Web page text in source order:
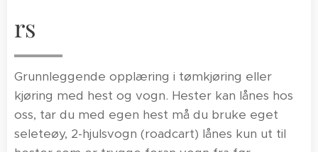
rs
Grunnleggende opplæring i tømkjøring eller
kjøring med hest og vogn. Hester kan lånes hos
oss, tar du med egen hest må du bruke eget
seleteøy, 2-hjulsvogn (roadcart) lånes kun ut til